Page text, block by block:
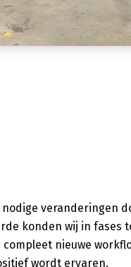
veranderingen
konden wij in fases
compleet nieuwe
wordt ervaren.